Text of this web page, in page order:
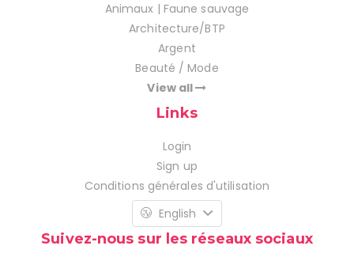
Animaux | Faune sauvage
Architecture/BTP
Argent
Beauté / Mode
View all
Links
Login
Sign up
Conditions générales d'utilisation
English
Suivez-nous sur les réseaux sociaux